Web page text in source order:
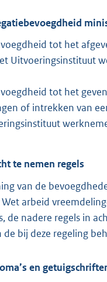
tot het
Uitvoeringsinstituut
tot het
of intrekken van
te nemen regels
van de
arbeid
de nadere regels in
de bij deze regeling
en